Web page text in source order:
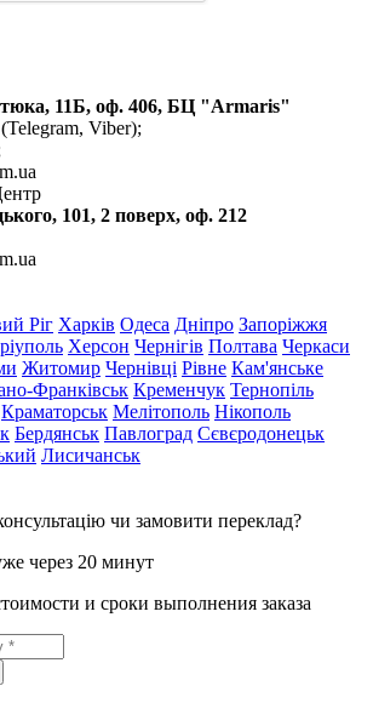
11Б, оф. 406, БЦ "Armaris"
Viber);
101, 2 поверх, оф. 212
Ріг Харків Одеса Дніпро Запоріжжя
Херсон Чернігів Полтава Черкаси
Житомир Чернівці Рівне Кам'янське
Франківськ Кременчук Тернопіль
Краматорськ Мелітополь Нікополь
Бердянськ Павлоград Сєвєродонецьк
Лисичанськ
чи замовити переклад?
через 20 минут
и сроки выполнения заказа